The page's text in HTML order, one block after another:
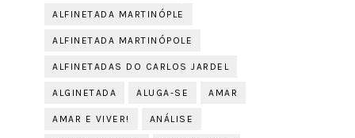
ALFINETADA MARTINÓPLE
ALFINETADA MARTINÓPOLE
ALFINETADAS DO CARLOS JARDEL
ALGINETADA ALUGA-SE AMAR
AMAR E VIVER! ANÁLISE